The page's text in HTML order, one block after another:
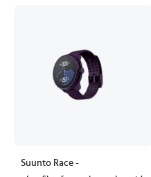
Suunto Race -